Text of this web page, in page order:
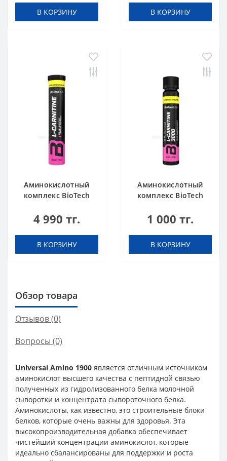
В КОРЗИНУ
20 таблеток
(шипучка)
В КОРЗИНУ
Аминокислотный
комплекс BioTech
mg Effervescent
таблеток (шипучка)
4 990 тг.
В КОРЗИНУ
Аминокислотный
комплекс BioTech
ampule 3000 Lemon
1 000 тг.
В КОРЗИНУ
Обзор товара
Отзывов (0)
Вопросы (0)
Universal Amino 1900 является отличным источником
аминокислот высшего качества с пептидной связью
полученных из гидролизованного белка молочной
сыворотки и концентрата сывороточного белка.
Аминокислоты, как известно, это строительные блоки
белков, которые очень важны для здоровья. Эта
высокопроизводительная добавка обеспечивает
чистейший концентрации аминокислот, которые
идеально сбалансированы для поддержки и роста